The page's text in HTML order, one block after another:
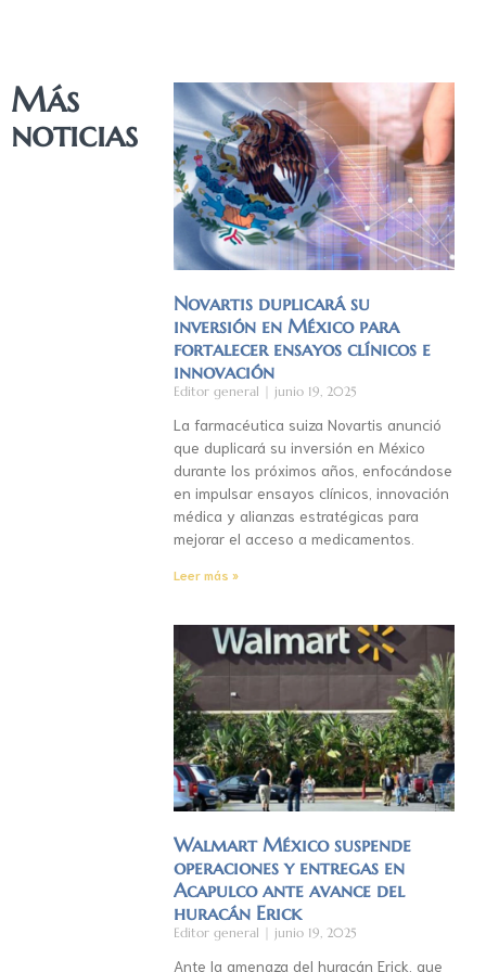
Más
noticias
Novartis duplicará su
inversión en México para
fortalecer ensayos clínicos e
innovación
Editor general junio 19, 2025
La farmacéutica suiza Novartis anunció
que duplicará su inversión en México
durante los próximos años, enfocándose
en impulsar ensayos clínicos, innovación
médica y alianzas estratégicas para
mejorar el acceso a medicamentos.
Leer más »
Walmart México suspende
operaciones y entregas en
Acapulco ante avance del
huracán Erick
Editor general junio 19, 2025
Ante la amenaza del huracán Erick, que